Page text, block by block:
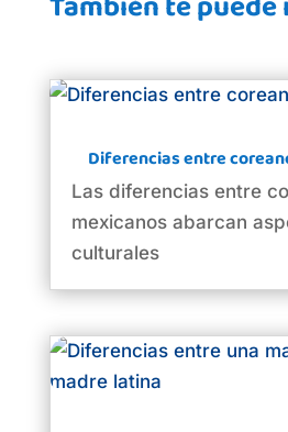
Diferencias entre
Las diferencias entre
mexicanos abarcan
culturales